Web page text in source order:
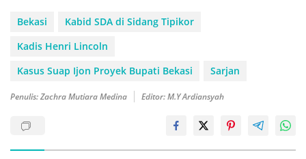
Bekasi
Kabid SDA di Sidang Tipikor
Kadis Henri Lincoln
Kasus Suap Ijon Proyek Bupati Bekasi
Sarjan
Penulis: Zachra Mutiara Medina Editor: M.Y Ardiansyah